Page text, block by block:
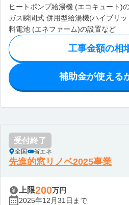
ヒートポンプ給湯機 (エコキュート)
ガス瞬間式 併用型給湯機(ハイブリ
料電池 (エネファーム)の設置など
工事金額の相
補助金が使える
受付終了
全国 省エネ
先進的窓リノベ2025事業
上限200万円
2025年12月31日まで